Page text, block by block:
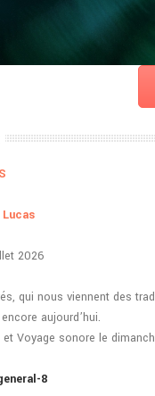
2026
qui nous viennent des
aujourd’hui.
Voyage sonore le
8